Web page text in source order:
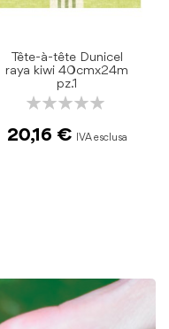
Tête-à-tête Dunicel
raya kiwi 40cmx24m
pz.1
Rating:
20,16 €